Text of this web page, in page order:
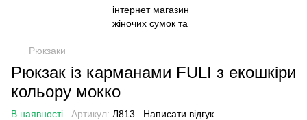
Рюкзаки
Рюкзак із карманами FULI з екошкіри
кольору мокко
В наявності Артикул: Л813 Написати відгук